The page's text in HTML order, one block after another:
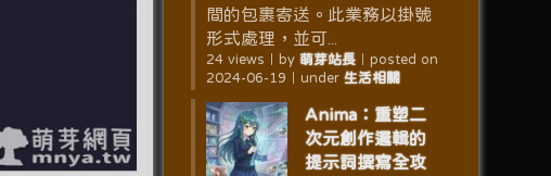
間的包裹寄送。此業務以掛號
形式處理，並可...
24 views by 萌芽站長｜ posted on
2024-06-19
under 生活相關
Anima：重塑二
次元創作邏輯的
提示詞撰寫全攻